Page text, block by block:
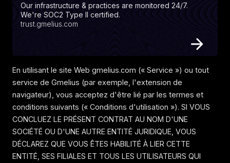
Our infrastructure & practices are monitored 24/7.
We're SOC2 Type II certified.
trust.gmelius.com
En utilisant le site Web gmelius.com (« Service ») ou tout
service de Gmelius (par exemple, l'extension de
navigateur), vous acceptez d'être lié par les termes et
conditions suivants (« Conditions d'utilisation »). SI VOUS
CONCLUEZ LE PRÉSENT CONTRAT AU NOM D'UNE
SOCIÉTÉ OU D'UNE AUTRE ENTITÉ JURIDIQUE, VOUS
DÉCLAREZ QUE VOUS ÊTES HABILITÉ À LIER CETTE
ENTITÉ, SES FILIALES ET TOUS LES UTILISATEURS QUI